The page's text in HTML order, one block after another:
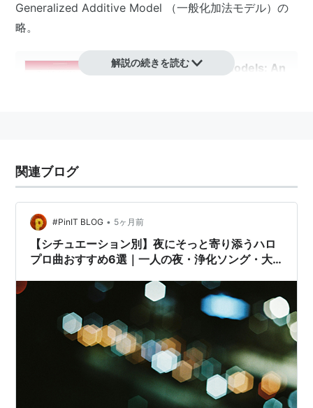
Generalized Additive Model （一般化加法モデル）の
略。
Generalized Additive Models: An
メディア:ハードカバー
クリック: 17回
この商品を含むブログ (8件) を見る
GAM 一般 【 じーえーえむ 】
→自由アチェ運動
解説の続きを読む
関連ブログ
#PinIT BLOG • 5ヶ月前
【シチュエーション別】夜にそっと寄り添うハロ
プロ曲おすすめ6選｜一人の夜・浄化ソング・大